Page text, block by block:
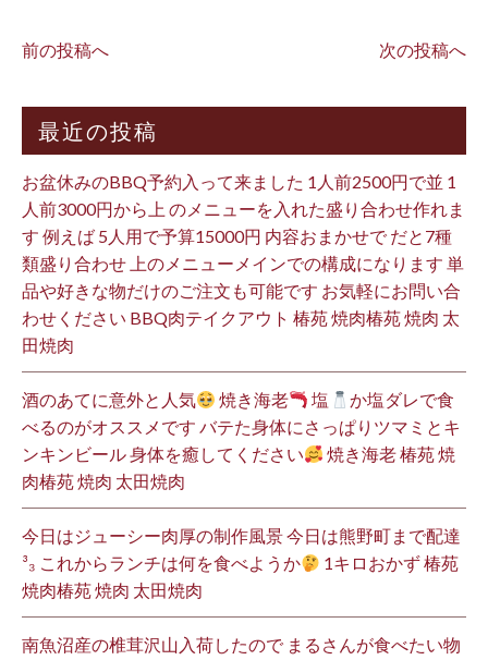
前の投稿へ 次の投稿へ
最近の投稿
お盆休みのBBQ予約入って来ました 1人前2500円で並 1
人前3000円から上 のメニューを入れた盛り合わせ作れま
す 例えば 5人用で予算15000円 内容おまかせで だと7種
類盛り合わせ 上のメニューメインでの構成になります 単
品や好きな物だけのご注文も可能です お気軽にお問い合
わせください BBQ肉テイクアウト 椿苑 焼肉椿苑 焼肉 太
田焼肉
酒のあてに意外と人気 焼き海老 塩
か塩ダレで食
べるのがオススメです バテた身体にさっぱりツマミとキ
ンキンビール 身体を癒してください
焼き海老 椿苑 焼
肉椿苑 焼肉 太田焼肉
今日はジューシー肉厚の制作風景 今日は熊野町まで配達
³₃ これからランチは何を食べようか
1キロおかず 椿苑
焼肉椿苑 焼肉 太田焼肉
南魚沼産の椎茸沢山入荷したので まるさんが食べたい物